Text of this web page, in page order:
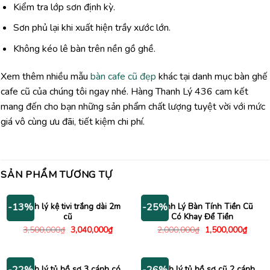
Kiểm tra lớp sơn định kỳ.
Sơn phủ lại khi xuất hiện trầy xước lớn.
Không kéo lê bàn trên nền gồ ghề.
Xem thêm nhiều mẫu bàn cafe cũ đẹp khác tại danh mục bàn ghế
cafe cũ của chúng tôi ngay nhé. Hàng Thanh Lý 436 cam kết
mang đến cho bạn những sản phẩm chất lượng tuyệt vời với mức
giá vô cùng ưu đãi, tiết kiệm chi phí.
SẢN PHẨM TƯƠNG TỰ
-13%
Thanh lý kệ tivi trắng dài 2m
cũ
3,500,000₫ Giá
gốc
3,040,000₫Giá
hiện
3,040,000₫.
-25%
Thanh Lý Bàn Tính Tiền Cũ
Có Khay Để Tiền
2,000,000₫ Giá
gốc
1,500,000₫Giá
hiện